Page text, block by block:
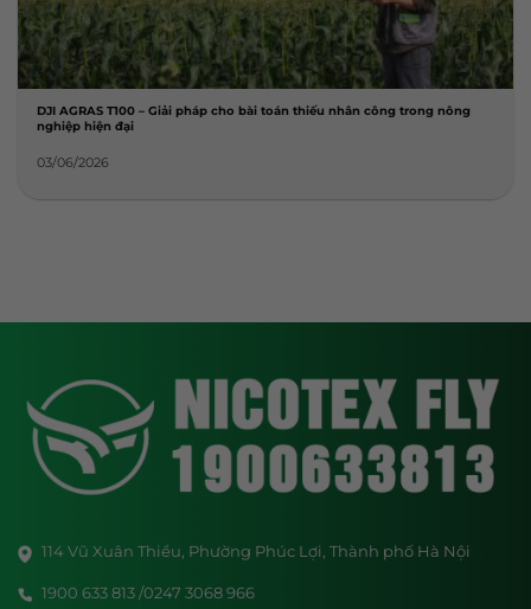
DJI AGRAS T100 – Giải pháp cho bài toán thiếu nhân công trong nông
nghiệp hiện đại
03/06/2026
114 Vũ Xuân Thiều, Phường Phúc Lợi, Thành phố Hà Nội
1900 633 813 /0247 3068 966